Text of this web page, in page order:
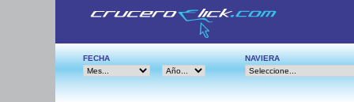
FECHA NAVIERA